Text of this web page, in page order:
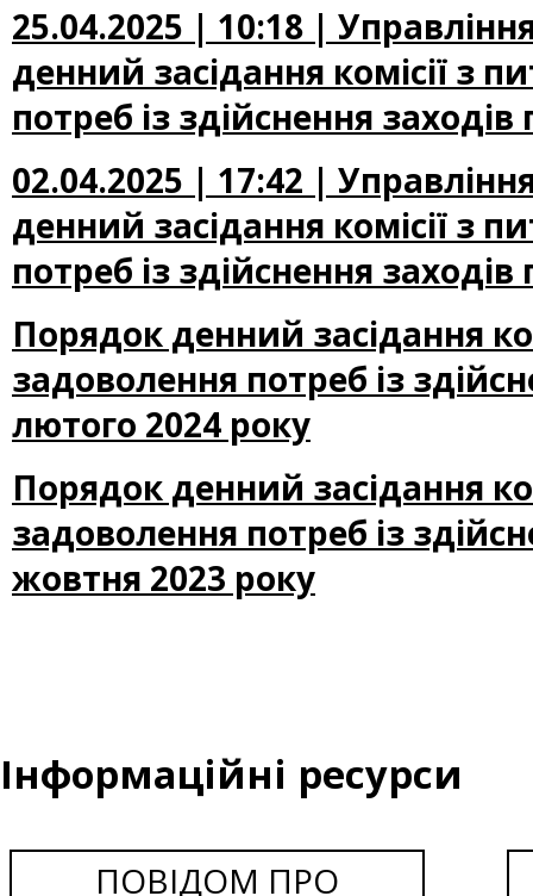
25.04.2025 | 10:18 |
денний засідання комісії з
потреб із здійснення
02.04.2025 | 17:42 |
денний засідання комісії з
потреб із здійснення
Порядок денний засідання
задоволення потреб із
лютого 2024 року
Порядок денний засідання
задоволення потреб із
жовтня 2023 року
Інформаційні ресурси
ПОВІДОМ ПРО